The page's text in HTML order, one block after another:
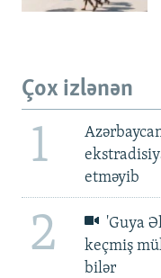
Çox izlənən
1
etməyib
2
'Guya
keçmiş
bilər